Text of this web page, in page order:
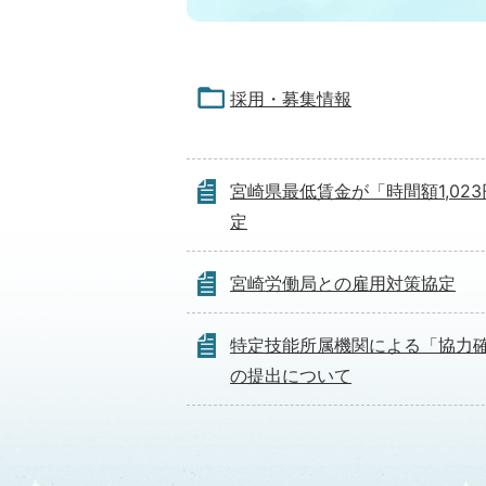
採用・募集情報
宮崎県最低賃金が「時間額
定
宮崎労働局との雇用対策協定
特定技能所属機関による「協力
の提出について